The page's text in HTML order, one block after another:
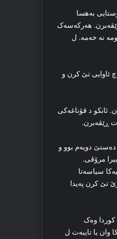
به‌هسا
هه‌رکه‌سه‌ک
نه‌ خه‌مه‌. ل
ئاوایی تێ کرن و
ئانكو د قۆناغه‌کی
ڕێڤه‌برن.
دویه‌م بوو و
مرۆڤی.
سیاسه‌تا
تێ کرن په‌یدا
کوردا وه‌ک
وان یا تایبه‌ت ل